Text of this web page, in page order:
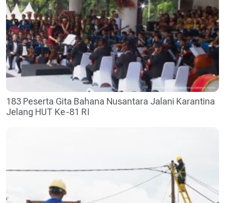
183 Peserta Gita Bahana Nusantara Jalani Karantina
Jelang HUT Ke-81 RI